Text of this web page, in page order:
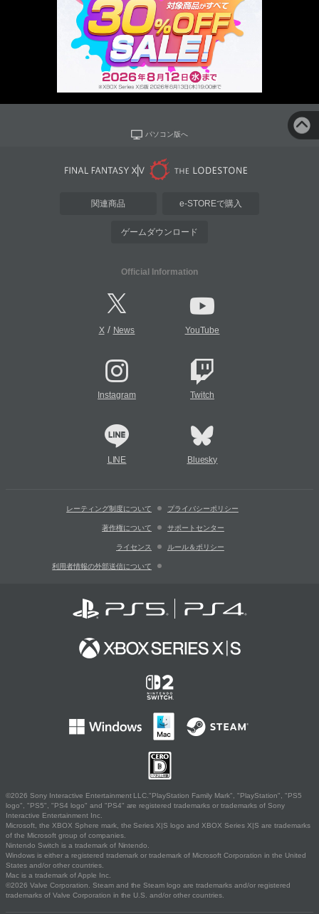
パソコン版へ
関連商品 e-STOREで購入
ゲームダウンロード
Official Information
X/ News YouTube
Instagram Twitch
LINE Bluesky
レーティング制度について プライバシーポリシー
著作権について サポートセンター
ライセンス ルール＆ポリシー
利用者情報の外部送信について
©2026 Sony Interactive Entertainment LLC."PlayStation Family Mark", "PlayStation", "PS5
logo", "PS5", "PS4 logo" and "PS4" are registered trademarks or trademarks of Sony
Interactive Entertainment Inc.
Microsoft, the XBOX Sphere mark, the Series X|S logo and XBOX Series X|S are trademarks
of the Microsoft group of companies.
Nintendo Switch is a trademark of Nintendo.
Windows is either a registered trademark or trademark of Microsoft Corporation in the United
States and/or other countries.
Mac is a trademark of Apple Inc.
©2026 Valve Corporation. Steam and the Steam logo are trademarks and/or registered
trademarks of Valve Corporation in the U.S. and/or other countries.